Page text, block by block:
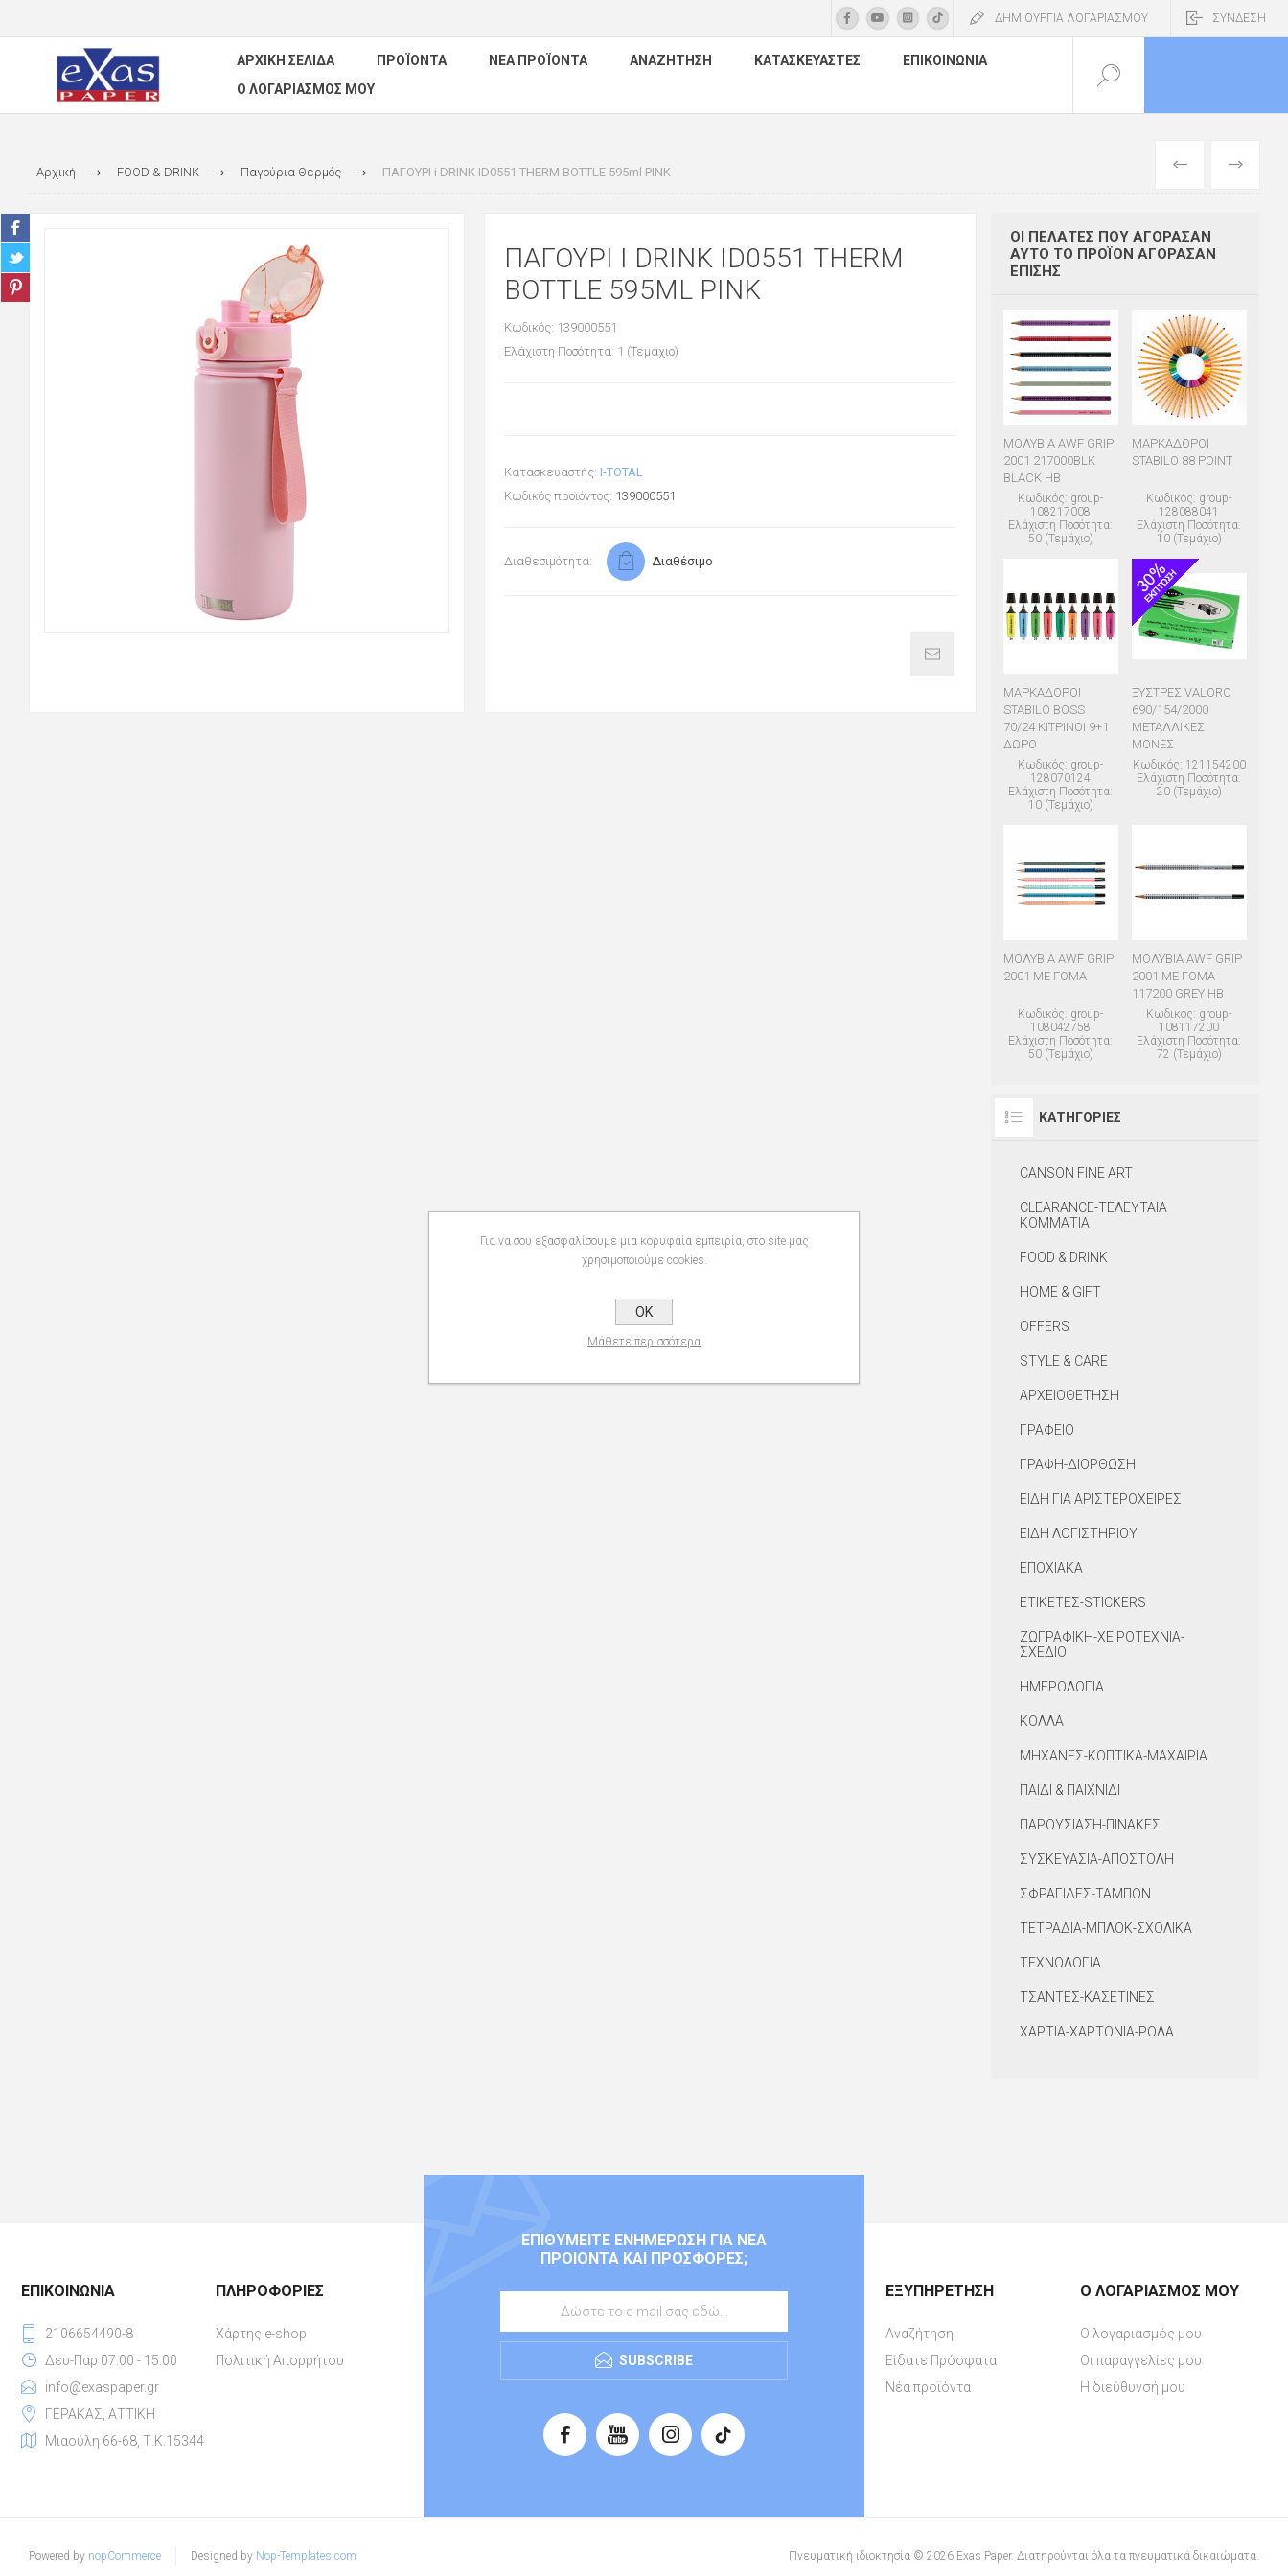
ΔΗΜΙΟΥΡΓΙΑ ΛΟΓΑΡΙΑΣΜΟΥ ΣΥΝΔΕΣΗ
ΑΡΧΙΚΉ ΣΕΛΊΔΑ ΠΡΟΪΌΝΤΑ ΝΈΑ ΠΡΟΪΌΝΤΑ ΑΝΑΖΉΤΗΣΗ ΚΑΤΑΣΚΕΥΑΣΤΈΣ
ΕΠΙΚΟΙΝΩΝΊΑ
Ο ΛΟΓΑΡΙΑΣΜΌΣ ΜΟΥ
Αρχική FOOD & DRINK Παγούρια Θερμός ΠΑΓΟΥΡΙ i DRINK ID0551 THERM BOTTLE 595ml PINK ΕΠΌΜΕΝΟ
ΠΑΓΟΥΡΙ I DRINK ID0551 THERM
BOTTLE 595ML PINK
Κωδικός: 139000551
Ελάχιστη Ποσότητα: 1 (Τεμάχιο)
Κατασκευαστής: I-TOTAL
Κωδικός προϊόντος: 139000551
Διαθεσιμότητα: Διαθέσιμο
ΟΙ ΠΕΛΆΤΕΣ ΠΟΥ ΑΓΌΡΑΣΑΝ
ΑΥΤΌ ΤΟ ΠΡΟΪΌΝ ΑΓΌΡΑΣΑΝ
ΕΠΊΣΗΣ
ΜΟΛΥΒΙΑ AWF GRIP
2001 217000BLK
BLACK HB
Κωδικός: group-
108217008
Ελάχιστη Ποσότητα:
50 (Τεμάχιο)
ΜΑΡΚΑΔΟΡΟΙ
STABILO 88 POINT
Κωδικός: group-
128088041
Ελάχιστη Ποσότητα:
10 (Τεμάχιο)
ΜΑΡΚΑΔΟΡΟΙ
STABILO BOSS
70/24 ΚΙΤΡΙΝΟΙ 9+1
ΔΩΡΟ
Κωδικός: group-
128070124
Ελάχιστη Ποσότητα:
10 (Τεμάχιο)
ΞΥΣΤΡΕΣ VALORO
690/154/2000
ΜΕΤΑΛΛΙΚΕΣ
ΜΟΝΕΣ
Κωδικός: 121154200
Ελάχιστη Ποσότητα:
20 (Τεμάχιο)
ΜΟΛΥΒΙΑ AWF GRIP
2001 ME ΓΟΜΑ
Κωδικός: group-
108042758
Ελάχιστη Ποσότητα:
50 (Τεμάχιο)
ΜΟΛΥΒΙΑ AWF GRIP
2001 ME ΓΟΜΑ
117200 GREY HB
Κωδικός: group-
108117200
Ελάχιστη Ποσότητα:
72 (Τεμάχιο)
ΚΑΤΗΓΟΡΊΕΣ
CANSON FINE ART
CLEARANCE-ΤΕΛΕΥΤΑΙΑ
ΚΟΜΜΑΤΙΑ
FOOD & DRINK
HOME & GIFT
OFFERS
STYLE & CARE
ΑΡΧΕΙΟΘΕΤΗΣΗ
ΓΡΑΦΕΙΟ
ΓΡΑΦΗ-ΔΙΟΡΘΩΣΗ
ΕΙΔΗ ΓΙΑ ΑΡΙΣΤΕΡΟΧΕΙΡΕΣ
ΕΙΔΗ ΛΟΓΙΣΤΗΡΙΟΥ
ΕΠΟΧΙΑΚΑ
ΕΤΙΚΕΤΕΣ-STICKERS
ΖΩΓΡΑΦΙΚΗ-ΧΕΙΡΟΤΕΧΝΙΑ-
ΣΧΕΔΙΟ
ΗΜΕΡΟΛΟΓΙΑ
ΚΟΛΛΑ
ΜΗΧΑΝΕΣ-ΚΟΠΤΙΚΑ-ΜΑΧΑΙΡΙΑ
ΠΑΙΔΙ & ΠΑΙΧΝΙΔΙ
ΠΑΡΟΥΣΙΑΣΗ-ΠΙΝΑΚΕΣ
ΣΥΣΚΕΥΑΣΙΑ-ΑΠΟΣΤΟΛΗ
ΣΦΡΑΓΙΔΕΣ-ΤΑΜΠΟΝ
ΤΕΤΡΑΔΙΑ-ΜΠΛΟΚ-ΣΧΟΛΙΚΑ
ΤΕΧΝΟΛΟΓΙΑ
ΤΣΑΝΤΕΣ-ΚΑΣΕΤΙΝΕΣ
ΧΑΡΤΙΑ-ΧΑΡΤΟΝΙΑ-ΡΟΛΑ
ΕΠΙΘΥΜΕΊΤΕ ΕΝΗΜΈΡΩΣΗ ΓΙΑ ΝΈΑ
ΠΡΟΙΌΝΤΑ ΚΑΙ ΠΡΟΣΦΟΡΈΣ;
SUBSCRIBE
ΕΠΙΚΟΙΝΩΝΊΑ
2106654490-8
Δευ-Παρ 07:00 - 15:00
info@exaspaper.gr
ΓΕΡΑΚΑΣ, ΑΤΤΙΚΗ
Μιαούλη 66-68, Τ.Κ.15344
ΠΛΗΡΟΦΟΡΊΕΣ
Χάρτης e-shop
Πολιτική Απορρήτου
ΕΞΥΠΗΡΈΤΗΣΗ
Αναζήτηση
Είδατε Πρόσφατα
Νέα προϊόντα
Ο ΛΟΓΑΡΙΑΣΜΌΣ ΜΟΥ
Ο λογαριασμός μου
Οι παραγγελίες μου
Η διεύθυνσή μου
Powered by nopCommerce Designed by Nop-Templates.com Πνευματική ιδιοκτησία © 2026 Exas Paper. Διατηρούνται όλα τα πνευματικά δικαιώματα.
Για να σου εξασφαλίσουμε μια κορυφαία εμπειρία, στο site μας
χρησιμοποιούμε cookies.
OK
Μάθετε περισσότερα